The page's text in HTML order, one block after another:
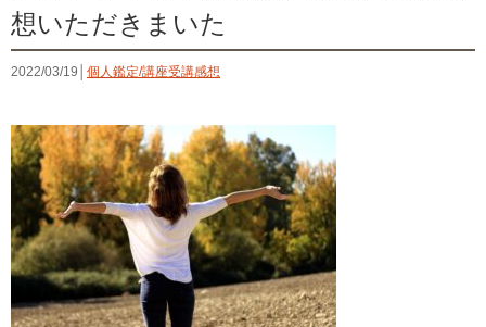
想いただきまいた
2022/03/19│ 個人鑑定/講座受講感想